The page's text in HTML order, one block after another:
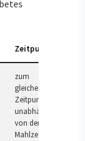
Zeitpunkt
zum
gleichen
Zeitpunkt,
unabhängig
von der
Mahlzeit